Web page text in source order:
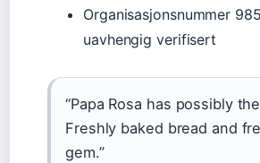
Organisasjonsnummer
uavhengig verifisert
“Papa Rosa has possibly
Freshly baked bread and
gem.”